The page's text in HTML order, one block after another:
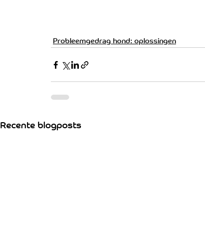
Probleemgedrag hond: oplossingen
Recente blogposts